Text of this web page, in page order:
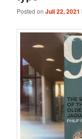
Posted onJuli 22, 2021